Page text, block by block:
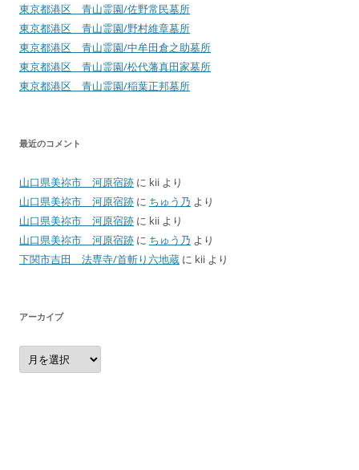
東京都港区 青山霊園/佐野常民墓所
東京都港区 青山霊園/野村維章墓所
東京都港区 青山霊園/中牟田倉之助墓所
東京都港区 青山霊園/松代藩真田家墓所
東京都港区 青山霊園/稲葉正邦墓所
最近のコメント
山口県美祢市 河原宿跡 に kii より
山口県美祢市 河原宿跡 に ちゅう乃 より
山口県美祢市 河原宿跡 に kii より
山口県美祢市 河原宿跡 に ちゅう乃 より
下関市吉田 法専寺/首斬り六地蔵 に kii より
アーカイブ
ア
ー
カ